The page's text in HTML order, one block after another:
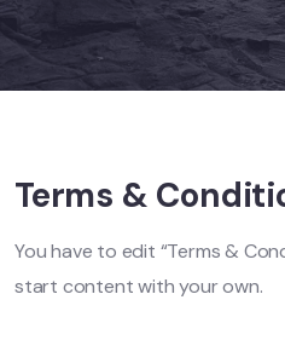
Terms &
You have to edit “Terms &
start content with your own.